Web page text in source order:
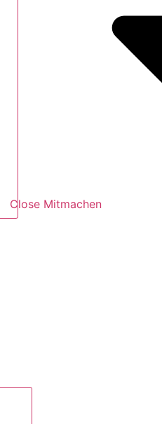
Close Mitmachen